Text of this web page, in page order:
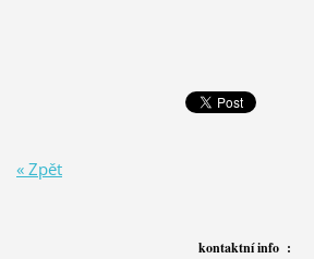
« Zpět
kontaktní info :